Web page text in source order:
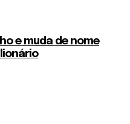
e muda de nome